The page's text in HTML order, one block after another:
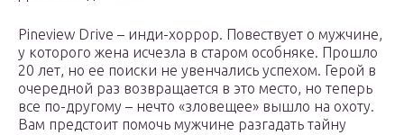
Pineview Drive – инди-хоррор. Повествует о мужчине,
у которого жена исчезла в старом особняке. Прошло
20 лет, но ее поиски не увенчались успехом. Герой в
очередной раз возвращается в это место, но теперь
все по-другому – нечто «зловещее» вышло на охоту.
Вам предстоит помочь мужчине разгадать тайну